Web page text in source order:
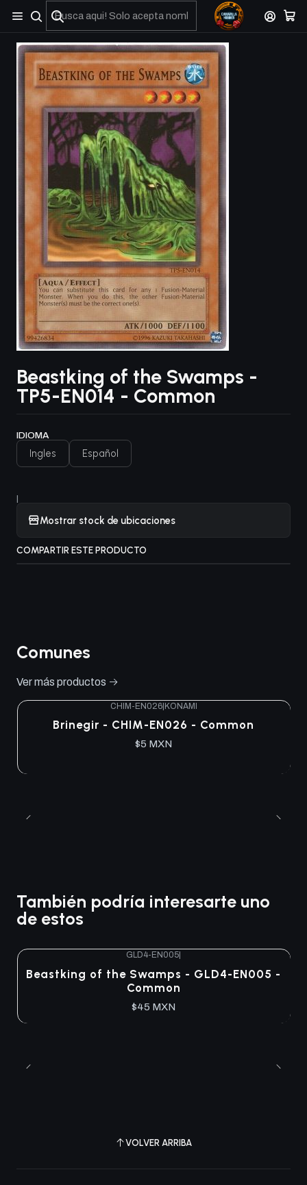
No olviden reportar sus depositos y transferencias por Whatsapp
Beastking of the Swamps -
TP5-EN014 - Common
IDIOMA
Ingles Español
|
Mostrar stock de ubicaciones
COMPARTIR ESTE PRODUCTO
Comunes
Ver más productos
CHIM-EN026| KONAMI
Brinegir - CHIM-EN026 - Common
$5 MXN
También podría interesarte uno
de estos
Agotado
GLD4-EN005
Beastking of the Swamps - GLD4-EN005 -
Common
$45 MXN
VOLVER ARRIBA